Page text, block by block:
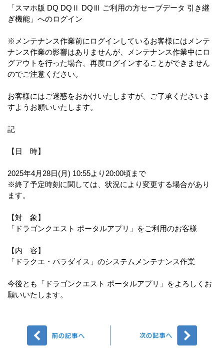
「スマホ版 DQ DQⅡ DQⅢ ご利用の方セーブデータ 引き継
ぎ機能」へのログイン
※メンテナンス作業前にログインしているお客様にはメンテ
ナンス作業の影響はありませんが、メンテナンス作業中にロ
グアウトを行った場合、再度ログインすることができません
のでご注意ください。
お客様にはご迷惑をおかけいたしますが、ご了承くださいま
すようお願いいたします。
記
【日 時】
2025年4月28日(月) 10:55より20:00頃まで
※終了予定時刻に関しては、状況により変更する場合があり
ます。
【対 象】
「ドラゴンクエスト ポータルアプリ」をご利用のお客様
【内 容】
「ドラクエ・パラダイス」のシステムメンテナンス作業
今後とも「ドラゴンクエスト ポータルアプリ」をよろしくお
願いいたします。